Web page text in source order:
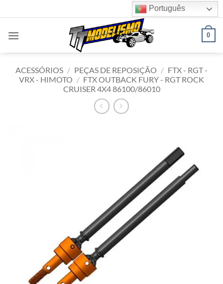
to
content
Português
0
ACESSÓRIOS / PEÇAS DE REPOSIÇÃO / FTX - RGT -
VRX - HIMOTO / FTX OUTBACK FURY - RGT ROCK
CRUISER 4X4 86100/86010